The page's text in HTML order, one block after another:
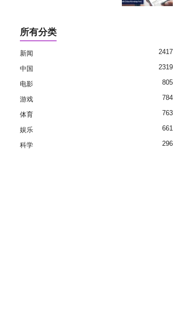
所有分类
新闻 2417
中国 2319
电影 805
游戏 784
体育 763
娱乐 661
科学 296